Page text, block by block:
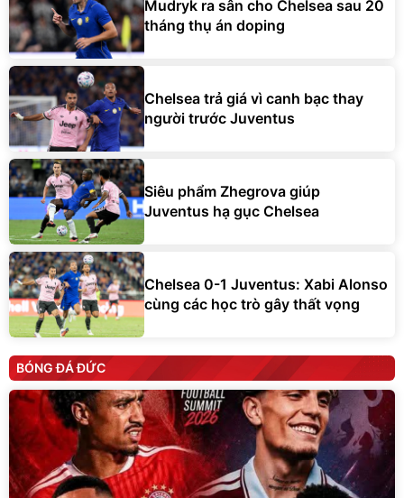
Mudryk ra sân cho Chelsea sau 20
tháng thụ án doping
Chelsea trả giá vì canh bạc thay
người trước Juventus
Siêu phẩm Zhegrova giúp
Juventus hạ gục Chelsea
Chelsea 0-1 Juventus: Xabi Alonso
cùng các học trò gây thất vọng
BÓNG ĐÁ ĐỨC